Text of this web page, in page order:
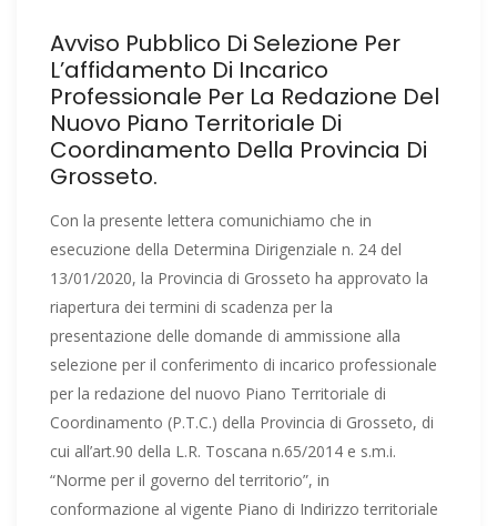
Avviso Pubblico Di Selezione Per
L’affidamento Di Incarico
Professionale Per La Redazione Del
Nuovo Piano Territoriale Di
Coordinamento Della Provincia Di
Grosseto.
Con la presente lettera comunichiamo che in
esecuzione della Determina Dirigenziale n. 24 del
13/01/2020, la Provincia di Grosseto ha approvato la
riapertura dei termini di scadenza per la
presentazione delle domande di ammissione alla
selezione per il conferimento di incarico professionale
per la redazione del nuovo Piano Territoriale di
Coordinamento (P.T.C.) della Provincia di Grosseto, di
cui all’art.90 della L.R. Toscana n.65/2014 e s.m.i.
“Norme per il governo del territorio”, in
conformazione al vigente Piano di Indirizzo territoriale